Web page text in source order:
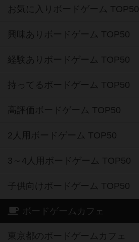
お気に入りボードゲーム TOP50
興味ありボードゲーム TOP50
経験ありボードゲーム TOP50
持ってるボードゲーム TOP50
高評価ボードゲーム TOP50
2人用ボードゲーム TOP50
3～4人用ボードゲーム TOP50
子供向けボードゲーム TOP50
ボードゲームカフェ
東京都のボードゲームカフェ